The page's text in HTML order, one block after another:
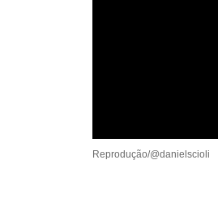
Reprodução/@danielscioli